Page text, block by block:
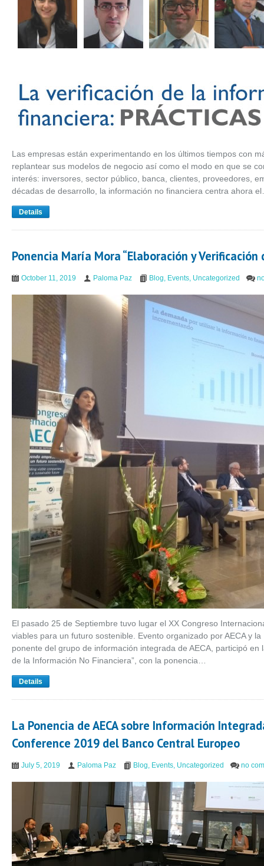
Las empresas están experimentando en los últimos tiempos con
replantear sus modelos de negocio así como el modo en que se
interés: inversores, sector público, banca, clientes, proveedores,
décadas de desarrollo, la información no financiera centra ahora
Details
Ponencia María Mora “Elaboración y
October 11, 2019 Paloma Paz Blog, Events, Uncategorized
El pasado 25 de Septiembre tuvo lugar el XX Congreso
viables para un futuro sostenible. Evento organizado por AECA y
ponente del grupo de información integrada de AECA, participó en
de la Información No Financiera”, con la ponencia…
Details
La Ponencia de AECA sobre Información
Conference 2019 del Banco Central Europeo
July 5, 2019 Paloma Paz Blog, Events, Uncategorized no